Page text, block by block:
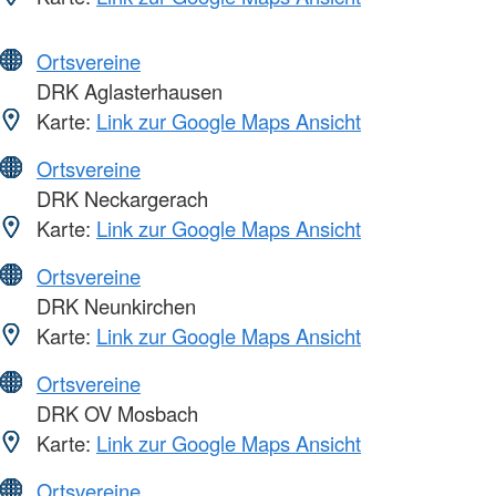
Ortsvereine
DRK Aglasterhausen
Karte: Link zur Google Maps Ansicht
Ortsvereine
DRK Neckargerach
Karte: Link zur Google Maps Ansicht
Ortsvereine
DRK Neunkirchen
Karte: Link zur Google Maps Ansicht
Ortsvereine
DRK OV Mosbach
Karte: Link zur Google Maps Ansicht